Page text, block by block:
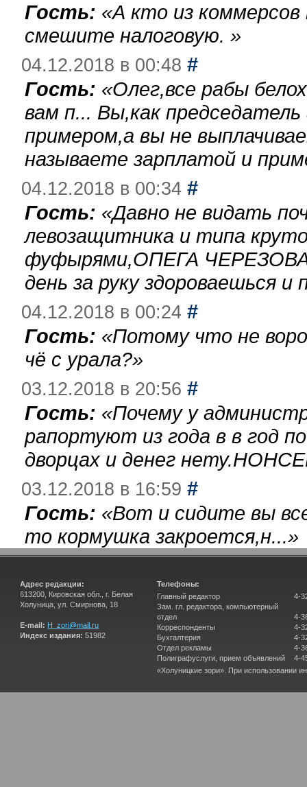
Гость: «А кто из
смешите налоговую. »
04.12.2018 в 00:48 #
Гость: «Олег,все рабы
вам п... Вы,как
примером,а вы не
называете зарплатой и
04.12.2018 в 00:34 #
Гость: «Давно не видать
левозащитника и типа
фуфырями,ОПЕГА
день за руку здороваешься
04.12.2018 в 00:24 #
Гость: «Потому что не
чё с урала?»
03.12.2018 в 20:56 #
Гость: «Почему у
рапортуют из года в в год
дворцах и денег
03.12.2018 в 16:59 #
Гость: «Вот и сидите вы
то кормушка закроется,н...»
Адрес редакции:
613200, Кировская обл., г. Белая
Холуница, ул. Смирнова, 18
E-mail: H_zori@mail.ru
Индекс издания: 51982
Телефоны:
Главный редактор
Зам. гл. редактора, компьютерный
отдел
Корреспонденты
Бухгалтерия
Отдел рекламы
Полиграфуслуги, прием объявлений
4-
4-
4-
4-
4-
4-
«Холуницкие зори». При использовании